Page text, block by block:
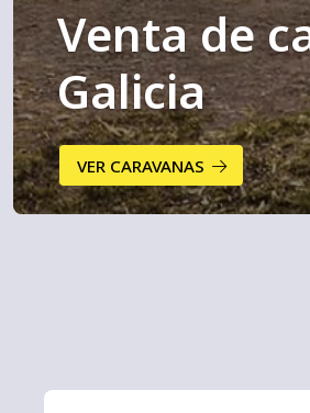
Venta de
Galicia
VER CARAVANAS